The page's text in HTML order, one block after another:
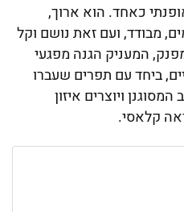
כאחד. הוא ארוך,
מבודד, ועם זאת נושם וקל
המעניק הגנה מפגעי
ביחד עם תפרים שעברו
ויוצרים איזון
קלאסי.